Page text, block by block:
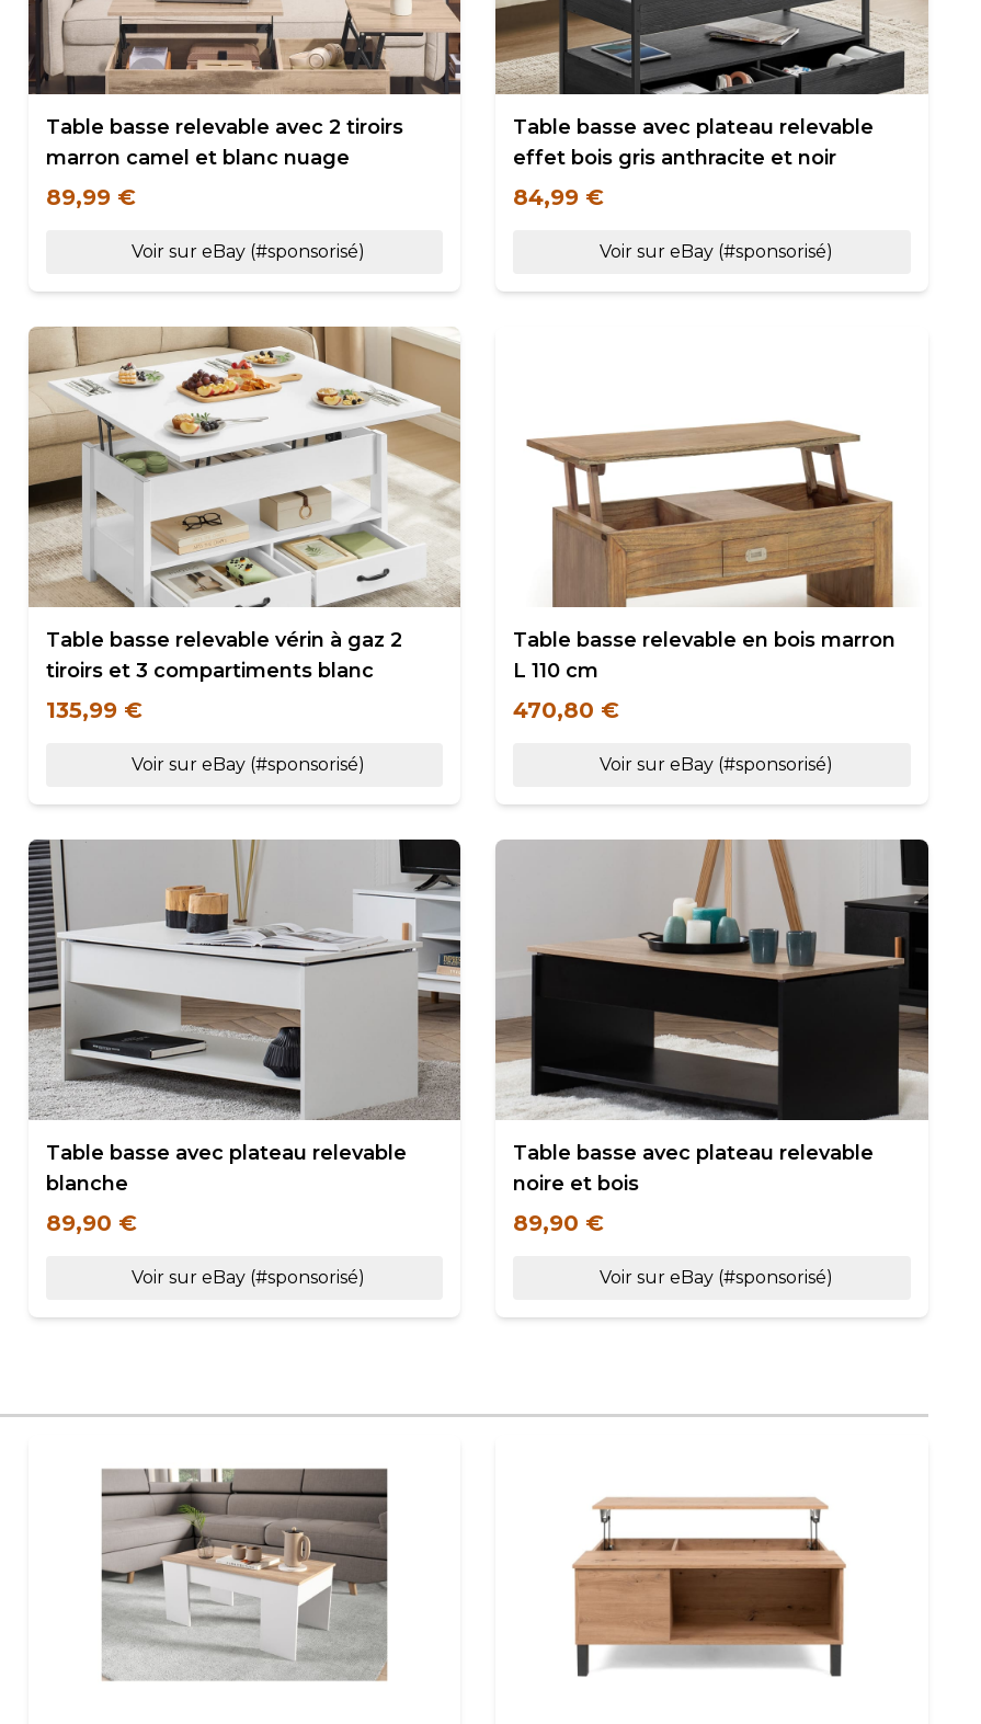
Table basse relevable avec 2 tiroirs
marron camel et blanc nuage
89,99 €
Voir sur eBay (#sponsorisé)
Table basse avec plateau relevable
effet bois gris anthracite et noir
84,99 €
Voir sur eBay (#sponsorisé)
Table basse relevable vérin à gaz 2
tiroirs et 3 compartiments blanc
135,99 €
Voir sur eBay (#sponsorisé)
Table basse relevable en bois marron
L 110 cm
470,80 €
Voir sur eBay (#sponsorisé)
Table basse avec plateau relevable
blanche
89,90 €
Voir sur eBay (#sponsorisé)
Table basse avec plateau relevable
noire et bois
89,90 €
Voir sur eBay (#sponsorisé)